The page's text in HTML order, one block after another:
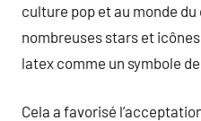
culture pop et au monde
nombreuses stars et
latex comme un symbole
Cela a favorisé